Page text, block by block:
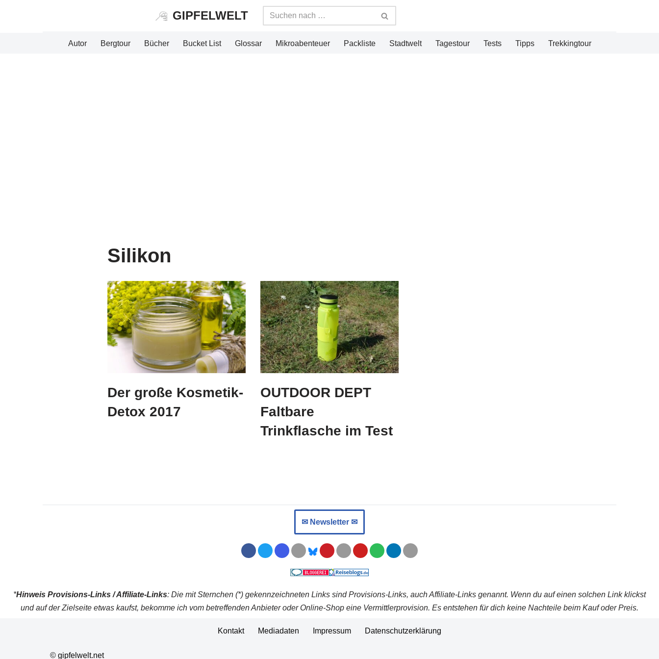
GIPFELWELT
Autor Bergtour Bücher Bucket List Glossar Mikroabenteuer Packliste Stadtwelt Tagestour Tests Tipps Trekkingtour
Silikon
Der große Kosmetik-
Detox 2017
OUTDOOR DEPT
Faltbare
Trinkflasche im Test
✉︎ Newsletter ✉︎
*Hinweis Provisions-Links / Affiliate-Links: Die mit Sternchen (*) gekennzeichneten Links sind Provisions-Links, auch Affiliate-Links genannt. Wenn du auf einen solchen Link klickst
und auf der Zielseite etwas kaufst, bekomme ich vom betreffenden Anbieter oder Online-Shop eine Vermittlerprovision. Es entstehen für dich keine Nachteile beim Kauf oder Preis.
Kontakt Mediadaten Impressum Datenschutzerklärung
© gipfelwelt.net